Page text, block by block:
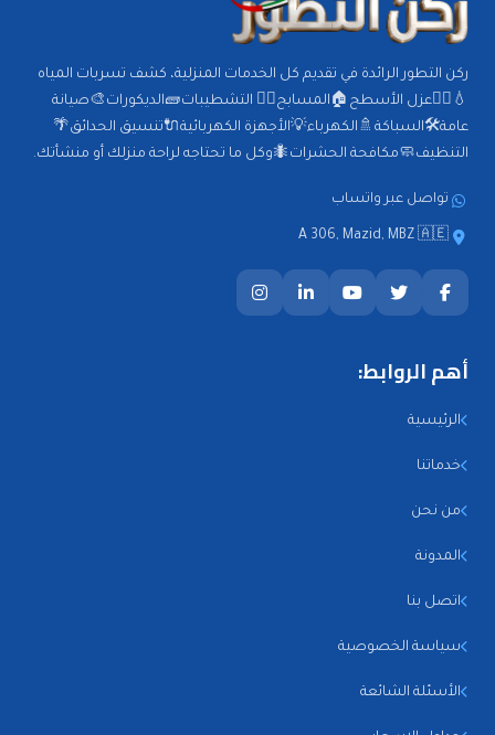
ركن التطور الرائدة في تقديم كل الخدمات المنزلية، كشف تسربات المياه
💧🕵️‍♂️عزل الأسطح🏠المسابح🏊‍♂️ التشطيبات🧱الديكورات🎨صيانة
عامة🛠️السباكة🚿الكهرباء💡الأجهزة الكهربائية🔌تنسيق الحدائق🌴
التنظيف🧼مكافحة الحشرات🐜وكل ما تحتاجه لراحة منزلك أو منشأتك.
تواصل عبر واتساب
A 306, Mazid, MBZ 🇦🇪
أهم الروابط:
الرئيسية
خدماتنا
من نحن
المدونة
اتصل بنا
سياسة الخصوصية
الأسئلة الشائعة